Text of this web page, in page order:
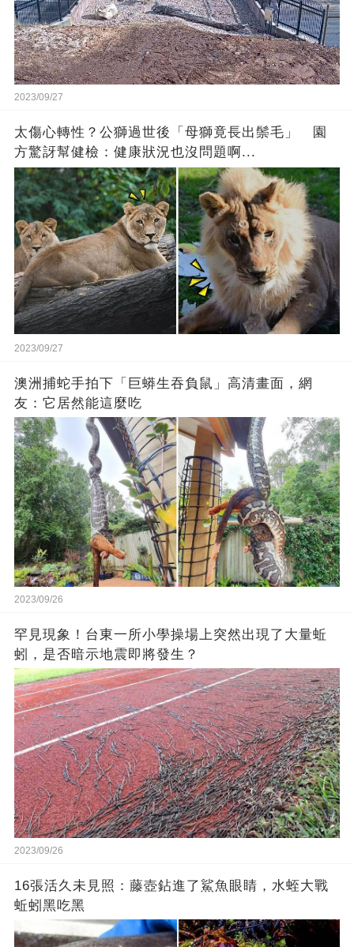
2023/09/27
太傷心轉性？公獅過世後「母獅竟長出鬃毛」 園
方驚訝幫健檢：健康狀況也沒問題啊...
2023/09/27
澳洲捕蛇手拍下「巨蟒生吞負鼠」高清畫面，網
友：它居然能這麼吃
2023/09/26
罕見現象！台東一所小學操場上突然出現了大量蚯
蚓，是否暗示地震即將發生？
2023/09/26
16張活久未見照：藤壺鉆進了鯊魚眼睛，水蛭大戰
蚯蚓黑吃黑